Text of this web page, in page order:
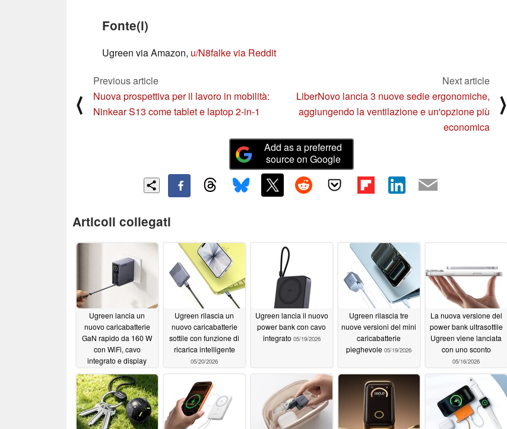
Fonte(i)
Ugreen via Amazon, u/N8falke via Reddit
⟨
Previous article
Nuova prospettiva per il lavoro in mobilità:
Ninkear S13 come tablet e laptop 2-in-1
Next article
LiberNovo lancia 3 nuove sedie ergonomiche,
aggiungendo la ventilazione e un'opzione più
economica
⟩
Add as a preferred
source on Google
Articoli collegati
Ugreen lancia un
nuovo caricabatterie
GaN rapido da 160 W
con WiFi, cavo
integrato e display
07/30/2026
Ugreen rilascia un
nuovo caricabatterie
sottile con funzione di
ricarica intelligente
05/20/2026
Ugreen lancia il nuovo
power bank con cavo
integrato 05/19/2026
Ugreen rilascia tre
nuove versioni del mini
caricabatterie
pieghevole 05/19/2026
La nuova versione del
power bank ultrasottile
Ugreen viene lanciata
con uno sconto
05/16/2026